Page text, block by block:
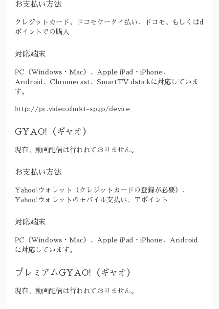
お支払い方法
クレジットカード、ドコモケータイ払い、ドコモ、もしくはd
ポイントでの購入
対応端末
PC（Windows・Mac）、Apple iPad・iPhone、
Android、Chromecast、SmartTV dstickに対応していま
す。
http://pc.video.dmkt-sp.jp/device
GYAO!（ギャオ）
現在、動画配信は行われておりません。
お支払い方法
Yahoo!ウォレット（クレジットカードの登録が必要）、
Yahoo!ウォレットのモバイル支払い、Ｔポイント
対応端末
PC（Windows・Mac）、Apple iPad・iPhone、Android
に対応しています。
プレミアムGYAO!（ギャオ）
現在、動画配信は行われておりません。